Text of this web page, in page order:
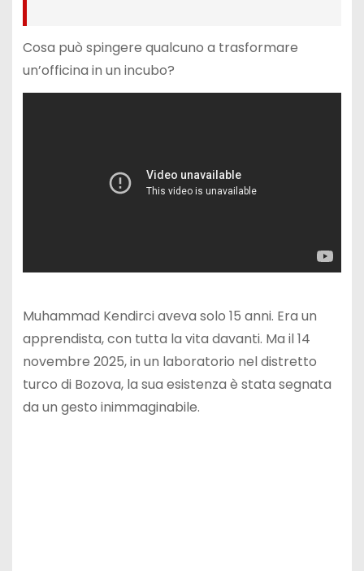
Cosa può spingere qualcuno a trasformare
un’officina in un incubo?
Muhammad Kendirci aveva solo 15 anni. Era un
apprendista, con tutta la vita davanti. Ma il 14
novembre 2025, in un laboratorio nel distretto
turco di Bozova, la sua esistenza è stata segnata
da un gesto inimmaginabile.